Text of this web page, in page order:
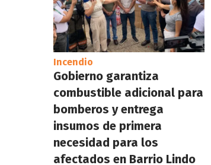
Incendio
Gobierno garantiza
combustible adicional para
bomberos y entrega
insumos de primera
necesidad para los
afectados en Barrio Lindo